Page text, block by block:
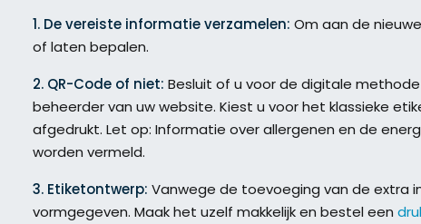
1. De vereiste informatie verzamelen: Om aan de
of laten bepalen.
2. QR-Code of niet: Besluit of u voor de digitale
beheerder van uw website. Kiest u voor het klassieke
afgedrukt. Let op: Informatie over allergenen en de
worden vermeld.
3. Etiketontwerp: Vanwege de toevoeging van de extra
vormgegeven. Maak het uzelf makkelijk en bestel een